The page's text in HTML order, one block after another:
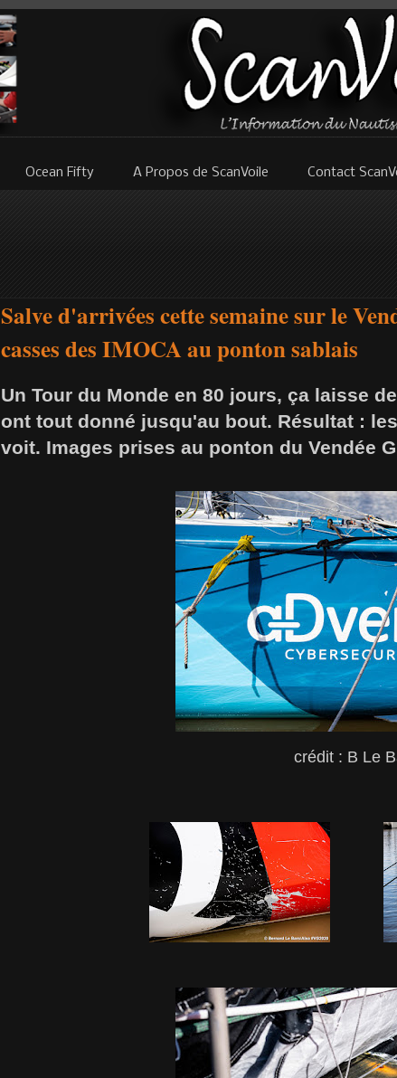
Ocean Fifty A Propos de ScanVoile Contact
Salve d'arrivées cette semaine sur le
casses des IMOCA au ponton sablais
Un Tour du Monde en 80 jours, ça laisse
ont tout donné jusqu'au bout. Résultat :
voit. Images prises au ponton du Vendée
crédit : B Le